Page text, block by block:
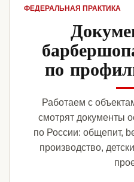
ФЕДЕРАЛЬНАЯ ПРАКТИКА
по
Работаем с
смотрят документы
по России: общепит,
производство,